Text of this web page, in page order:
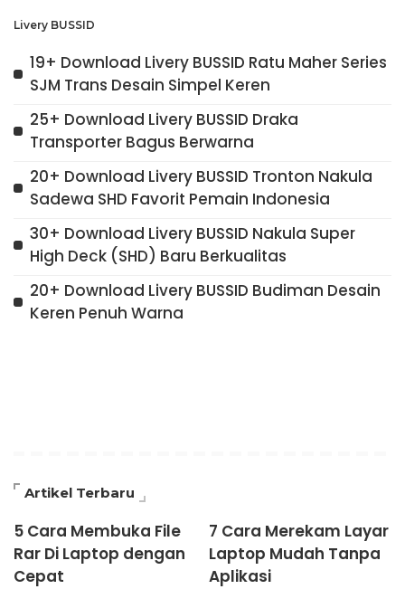
Livery BUSSID
19+ Download Livery BUSSID Ratu Maher Series
SJM Trans Desain Simpel Keren
25+ Download Livery BUSSID Draka
Transporter Bagus Berwarna
20+ Download Livery BUSSID Tronton Nakula
Sadewa SHD Favorit Pemain Indonesia
30+ Download Livery BUSSID Nakula Super
High Deck (SHD) Baru Berkualitas
20+ Download Livery BUSSID Budiman Desain
Keren Penuh Warna
Artikel Terbaru
5 Cara Membuka File
Rar Di Laptop dengan
Cepat
7 Cara Merekam Layar
Laptop Mudah Tanpa
Aplikasi